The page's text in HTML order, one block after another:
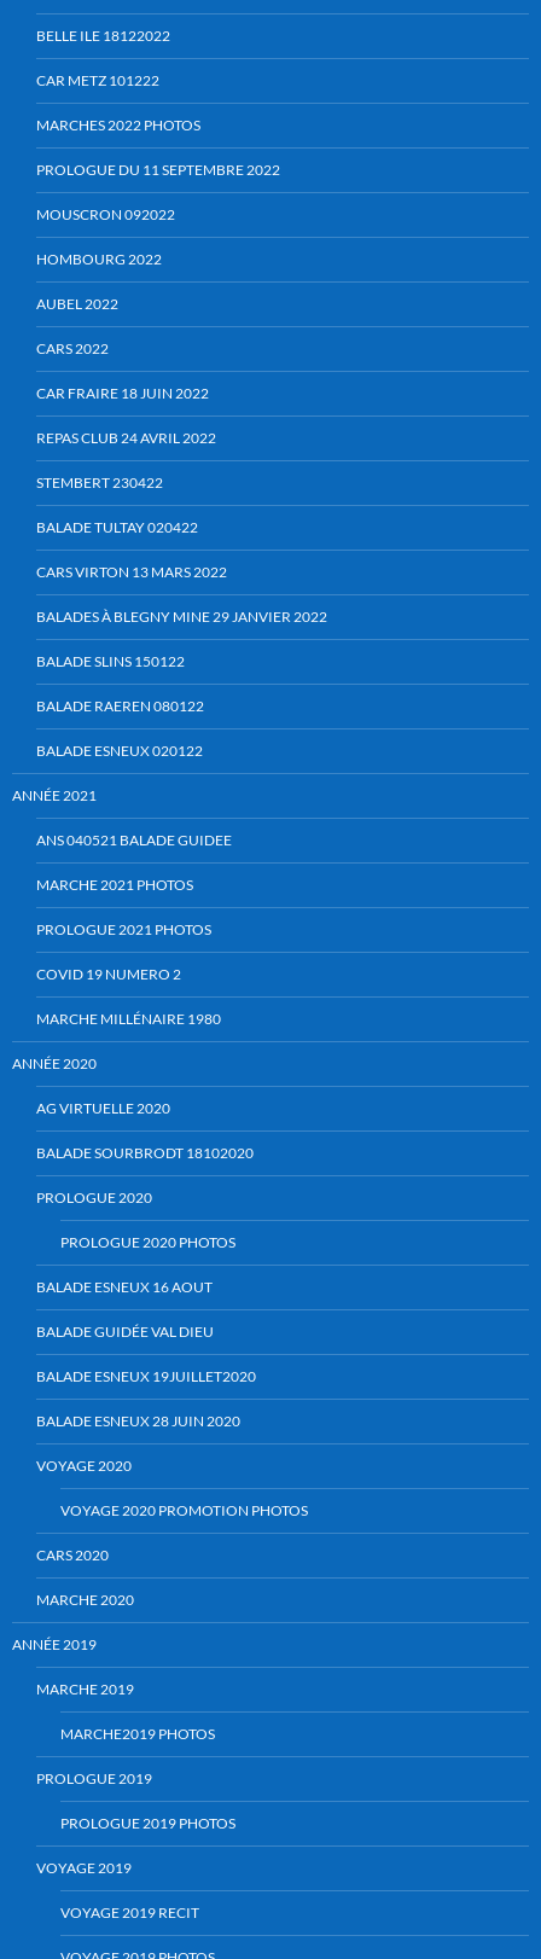
BELLE ILE 18122022
CAR METZ 101222
MARCHES 2022 PHOTOS
PROLOGUE DU 11 SEPTEMBRE 2022
MOUSCRON 092022
HOMBOURG 2022
AUBEL 2022
CARS 2022
CAR FRAIRE 18 JUIN 2022
REPAS CLUB 24 AVRIL 2022
STEMBERT 230422
BALADE TULTAY 020422
CARS VIRTON 13 MARS 2022
BALADES À BLEGNY MINE 29 JANVIER 2022
BALADE SLINS 150122
BALADE RAEREN 080122
BALADE ESNEUX 020122
ANNÉE 2021
ANS 040521 BALADE GUIDEE
MARCHE 2021 PHOTOS
PROLOGUE 2021 PHOTOS
COVID 19 NUMERO 2
MARCHE MILLÉNAIRE 1980
ANNÉE 2020
AG VIRTUELLE 2020
BALADE SOURBRODT 18102020
PROLOGUE 2020
PROLOGUE 2020 PHOTOS
BALADE ESNEUX 16 AOUT
BALADE GUIDÉE VAL DIEU
BALADE ESNEUX 19JUILLET2020
BALADE ESNEUX 28 JUIN 2020
VOYAGE 2020
VOYAGE 2020 PROMOTION PHOTOS
CARS 2020
MARCHE 2020
ANNÉE 2019
MARCHE 2019
MARCHE2019 PHOTOS
PROLOGUE 2019
PROLOGUE 2019 PHOTOS
VOYAGE 2019
VOYAGE 2019 RECIT